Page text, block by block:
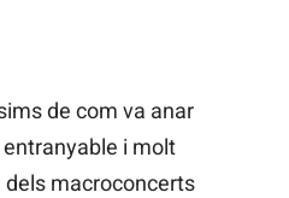
de com va anar
i molt
dels macroconcerts